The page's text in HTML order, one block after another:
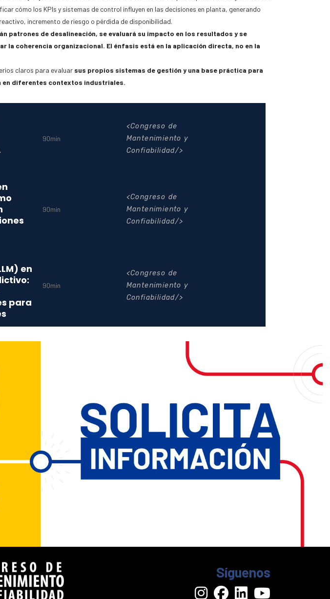
cómo los KPIs y sistemas de control influyen en las decisiones en planta, generando
incremento de riesgo o pérdida de disponibilidad.
patrones de desalineación, se evaluará su impacto en los resultados y se
la coherencia organizacional. El énfasis está en la aplicación directa, no en la
claros para evaluar sus propios sistemas de gestión y una base práctica para
en diferentes contextos industriales.
90min
Congreso de
Mantenimiento y
Confiabilidad
90min
Congreso de
Mantenimiento y
Confiabilidad
en
para
90min
Congreso de
Mantenimiento y
Confiabilidad
Síguenos